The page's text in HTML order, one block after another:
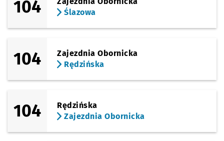
104
Ślazowa
104
Zajezdnia Obornicka
Rędzińska
104
Rędzińska
Zajezdnia Obornicka